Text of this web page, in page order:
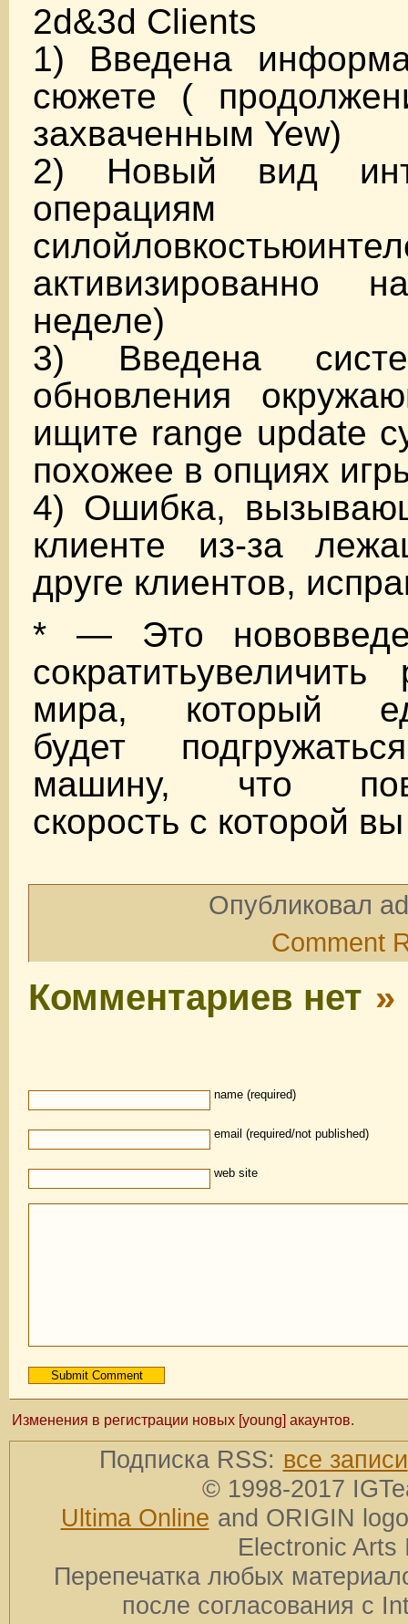
2d&3d Clients
1) Введена
сюжете (
захваченным Yew)
2) Новый вид
активизированно
неделе)
3) Введена
обновления
ищите range update
похожее в опциях
4) Ошибка,
клиенте из-за
друге клиентов,
* — Это
мира, который
будет
машину, что
скорость с которой
Опубликовал
Comment
Комментариев нет »
name (required)
email (required/not published)
web site
Изменения в регистрации новых [young] акаунтов.
Подписка RSS: все записи
© 1998-2017
Ultima Online and ORIGIN
Electronic Arts
Перепечатка любых
после согласования с